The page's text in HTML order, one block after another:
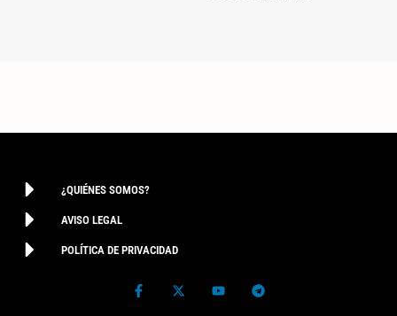
¿QUIÉNES SOMOS?
AVISO LEGAL
POLÍTICA DE PRIVACIDAD